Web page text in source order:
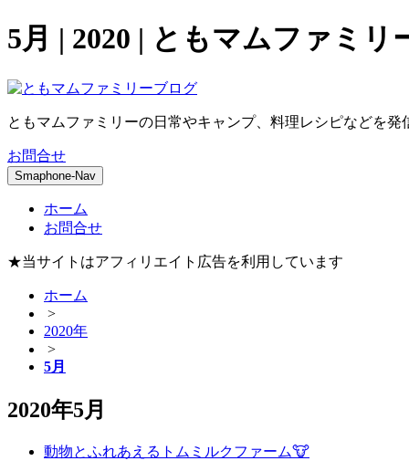
5月 | 2020 | ともマムファミリ
ともマムファミリーの日常やキャンプ、料理レシピなどを発
お問合せ
Smaphone-Nav
ホーム
お問合せ
★当サイトはアフィリエイト広告を利用しています
ホーム
>
2020年
>
5月
2020年5月
動物とふれあえるトムミルクファーム🐮